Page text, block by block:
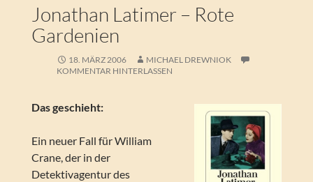
Jonathan Latimer – Rote
Gardenien
18. MÄRZ 2006
MICHAEL DREWNIOK
KOMMENTAR HINTERLASSEN
Das geschieht:
Ein neuer Fall für William
Crane, der in der
Detektivagentur des